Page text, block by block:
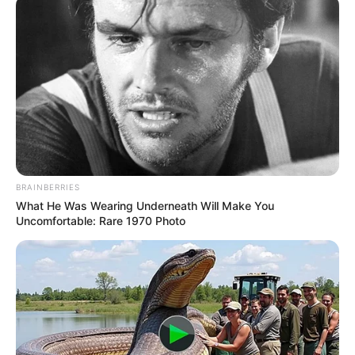
F-35 Lightning II Filipina India Inggris Iran Israel
Korea Aerospace Industries Korea Selatan
korps marinir Laut Cina Selatan Lockheed Martin
MBT MEF Perancis
Perang Rusia Vs Ukraina pt dirgantara indonesia
Rafale rudal anti kapal rudal hanud Rusia SAAB Singapura
Taiwan TNI AD TNI AL TNI AU ToT
UCAV Ukraina Uni Soviet
TORPEDO-2
MEMASUKI FASE
AKHIR PENGUJIAN,
PUTIN TEGASKAN
TORPEDO NUKLIR
POSEIDON SEGERA
SISTEM PNEUMATIC
WATER RAM: CARA
KAPAL SELAM
SCORPENE CLASS
LUNCURKAN
BRAINBERRIES
What He Was Wearing Underneath Will Make You
Uncomfortable: Rare 1970 Photo